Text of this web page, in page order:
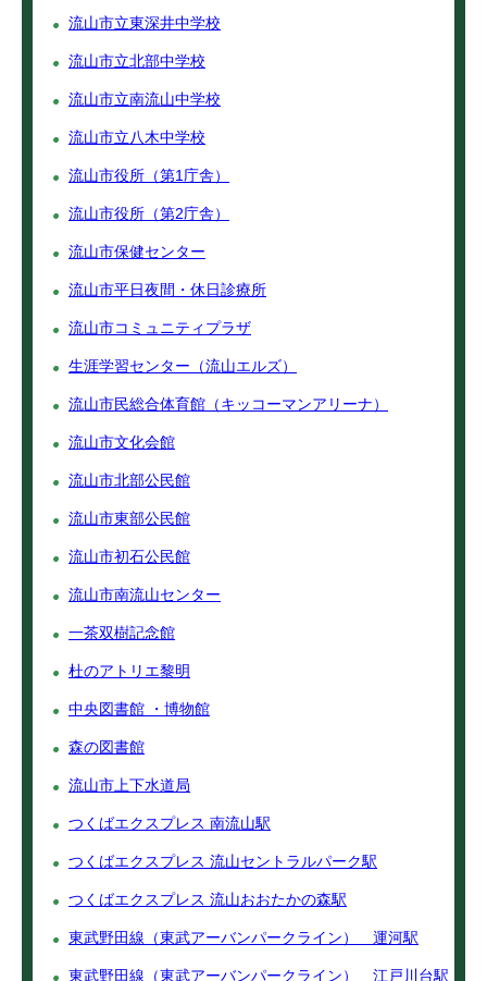
流山市立東深井中学校
流山市立北部中学校
流山市立南流山中学校
流山市立八木中学校
流山市役所（第1庁舎）
流山市役所（第2庁舎）
流山市保健センター
流山市平日夜間・休日診療所
流山市コミュニティプラザ
生涯学習センター（流山エルズ）
流山市民総合体育館（キッコーマンアリーナ）
流山市文化会館
流山市北部公民館
流山市東部公民館
流山市初石公民館
流山市南流山センター
一茶双樹記念館
杜のアトリエ黎明
中央図書館 ・博物館
森の図書館
流山市上下水道局
つくばエクスプレス 南流山駅
つくばエクスプレス 流山セントラルパーク駅
つくばエクスプレス 流山おおたかの森駅
東武野田線（東武アーバンパークライン） 運河駅
東武野田線（東武アーバンパークライン） 江戸川台駅